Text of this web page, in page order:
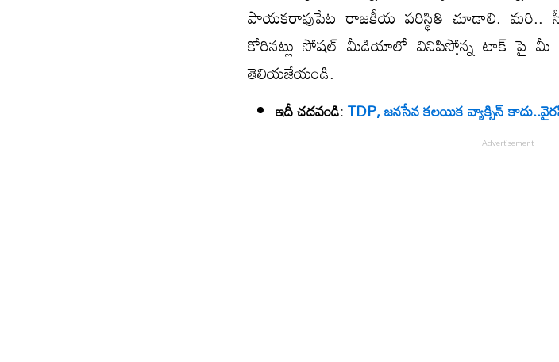
పాయకరావుపేట రాజకీయ పరిస్థితి చూడాలి. మరి..
కోరినట్లు సోషల్ మీడియాలో వినిపిస్తోన్న టాక్ పై
తెలియజేయండి.
ఇదీ చదవండి:TDP, జనసేన కలయిక వ్యాక్సిన్